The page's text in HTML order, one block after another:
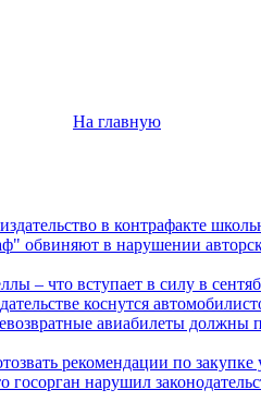
На главную
в контрафакте
обвиняют в нарушении
– что вступает в силу в
коснутся
авиабилеты должны
рекомендации по закупке
нарушил